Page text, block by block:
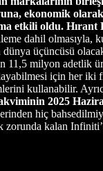
ekonomik
etkili oldu. Hırant
dahil
dünya üçüncüsü
milyon adetlik
için her iki
kullanabilir.
2025
hiç
zorunda kalan